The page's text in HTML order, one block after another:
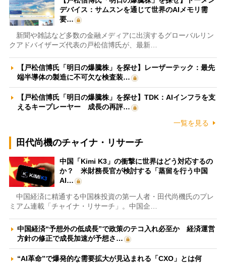
デバイス：サムスンを通じて世界のAIメモリ需
要…
新聞や雑誌など多数の金融メディアに出演するグローバルリン
クアドバイザーズ代表の戸松信博氏が、最新…
【戸松信博氏「明日の爆騰株」を探せ】レーザーテック：最先
端半導体の製造に不可欠な検査装…
【戸松信博氏「明日の爆騰株」を探せ】TDK：AIインフラを支
えるキープレーヤー 成長の再評…
一覧を見る
田代尚機のチャイナ・リサーチ
中国「Kimi K3」の衝撃に世界はどう対応するの
か？ 米財務長官が検討する「蒸留を行う中国
AI…
中国経済に精通する中国株投資の第一人者・田代尚機氏のプレ
ミアム連載「チャイナ・リサーチ」。中国企…
中国経済“予想外の低成長”で政策のテコ入れ必至か 経済運営
方針の修正で成長加速が予想さ…
“AI革命”で爆発的な需要拡大が見込まれる「CXO」とは何